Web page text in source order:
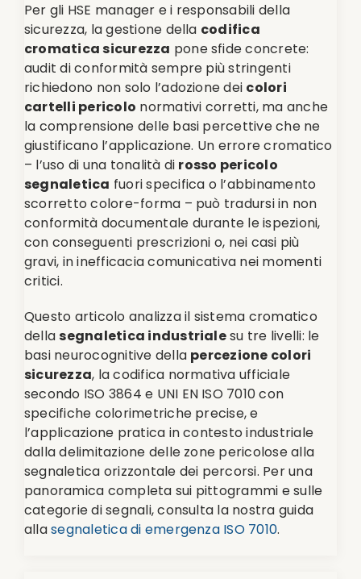
Per gli HSE manager e i responsabili della
sicurezza, la gestione della codifica
cromatica sicurezza pone sfide concrete:
audit di conformità sempre più stringenti
richiedono non solo l’adozione dei colori
cartelli pericolo normativi corretti, ma anche
la comprensione delle basi percettive che ne
giustificano l’applicazione. Un errore cromatico
– l’uso di una tonalità di rosso pericolo
segnaletica fuori specifica o l’abbinamento
scorretto colore-forma – può tradursi in non
conformità documentale durante le ispezioni,
con conseguenti prescrizioni o, nei casi più
gravi, in inefficacia comunicativa nei momenti
critici.
Questo articolo analizza il sistema cromatico
dellasegnaletica industrialesu tre livelli: le
basi neurocognitive della percezione colori
sicurezza, la codifica normativa ufficiale
secondo ISO 3864 e UNI EN ISO 7010 con
specifiche colorimetriche precise, e
l’applicazione pratica in contesto industriale
dalla delimitazione delle zone pericolose alla
segnaletica orizzontale dei percorsi. Per una
panoramica completa sui pittogrammi e sulle
categorie di segnali, consulta la nostra guida
allasegnaletica di emergenza ISO 7010.